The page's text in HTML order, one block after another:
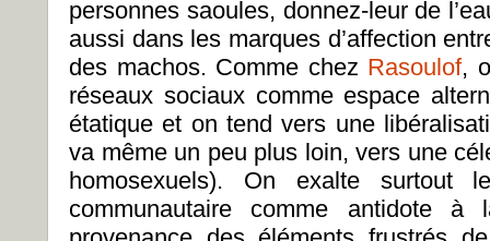
personnes saoules, donnez-leur de
aussi dans les marques d’affection
des machos. Comme chez Rasoulof,
réseaux sociaux comme espace
étatique et on tend vers une
va même un peu plus loin, vers une
homosexuels). On exalte surtout
communautaire comme antidote à